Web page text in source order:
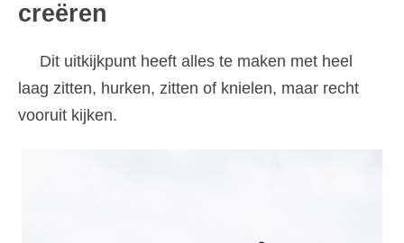
creëren
Dit uitkijkpunt heeft alles te maken met heel
laag zitten, hurken, zitten of knielen, maar recht
vooruit kijken.